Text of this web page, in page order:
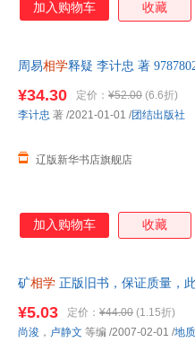
加入购物车 收藏
周易相学释疑 李计忠 著
¥34.30 定价： ¥52.00 (6.6折)
辽版新华书店旗舰店
李计忠 著 /2021-01-01 /团结出版社
加入购物车 收藏
矿相学 正版旧书，保证质量，
¥5.03 定价： ¥44.00 (1.15折)
尚浚 ， 卢静文 等编 /2007-02-01 /地